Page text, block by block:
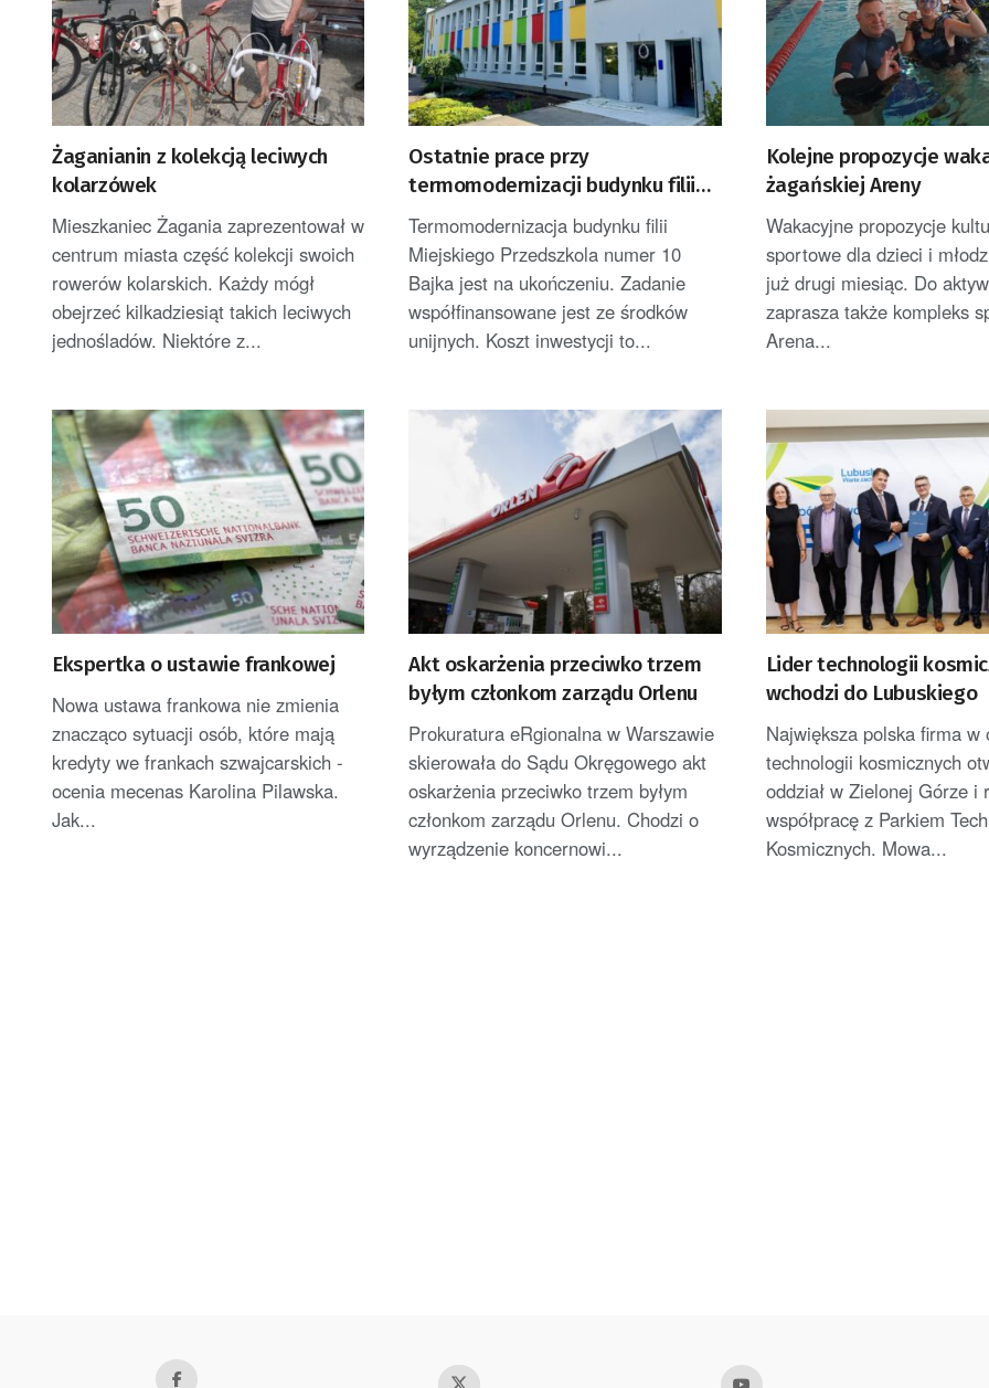
Żaganianin z kolekcją leciwych
kolarzówek
Mieszkaniec Żagania zaprezentował w
centrum miasta część kolekcji swoich
rowerów kolarskich. Każdy mógł
obejrzeć kilkadziesiąt takich leciwych
jednośladów. Niektóre z...
Ostatnie prace przy
termomodernizacji budynku filii
przedszkola Bajka
Termomodernizacja budynku filii
Miejskiego Przedszkola numer 10
Bajka jest na ukończeniu. Zadanie
współfinansowane jest ze środków
unijnych. Koszt inwestycji to...
Kolejne propozycje
żagańskiej Areny
Wakacyjne propozycje
sportowe dla dzieci i
już drugi miesiąc. Do
zaprasza także kompleks
Arena...
Ekspertka o ustawie frankowej
Nowa ustawa frankowa nie zmienia
znacząco sytuacji osób, które mają
kredyty we frankach szwajcarskich -
ocenia mecenas Karolina Pilawska.
Jak...
Akt oskarżenia przeciwko trzem
byłym członkom zarządu Orlenu
Prokuratura eRgionalna w Warszawie
skierowała do Sądu Okręgowego akt
oskarżenia przeciwko trzem byłym
członkom zarządu Orlenu. Chodzi o
wyrządzenie koncernowi...
Lider technologii
wchodzi do Lubuskiego
Największa polska firma w
technologii kosmicznych
oddział w Zielonej Górze i
współpracę z Parkiem
Kosmicznych. Mowa...